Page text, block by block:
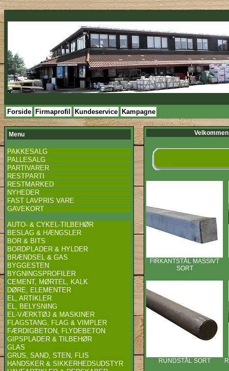
Forside Firmaprofil Kundeservice Kampagne
Menu
PAKKESALG
PALLESALG
PARTIVARER
RESTPARTI
RESTMARKED
NYHEDER
FAST LAVPRIS VARE
GAVEKORT
AUTO- & CYKEL-TILBEHØR
BESLAG & HÆNGSLER
BOR & BITS
BORDPLADER & HYLDER
BRÆNDSEL & GAS
BYGGESTEN
BYGNINGSPROFILER
CEMENT, MØRTEL, KALK
DØRE, ELEMENTER
EL, ARTIKLER
EL, BELYSNING
EL-VÆRKTØJ & MASKINER
FLAGSTANG, FLAG & VIMPLER
FÆRDIGBETON, FLYDEBETON
GIPSPLADER & TILBEHØR
GLAS
GRUS, SAND, STEN, FLIS
HANDSKER & SIKKERHEDSUDSTYR
FIRKANTSTÅL MASSIVT
SORT
RUNDSTÅL SORT